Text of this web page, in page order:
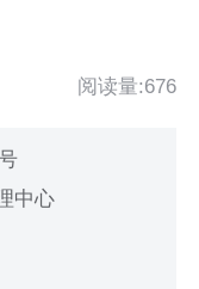
阅读量:676
中心